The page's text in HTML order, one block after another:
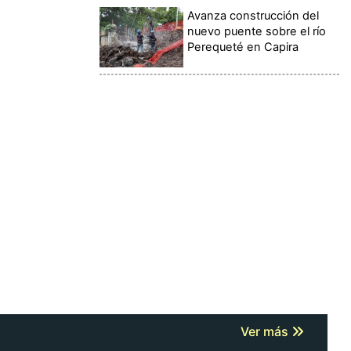
Avanza construcción del
nuevo puente sobre el río
Perequeté en Capira
Ver más